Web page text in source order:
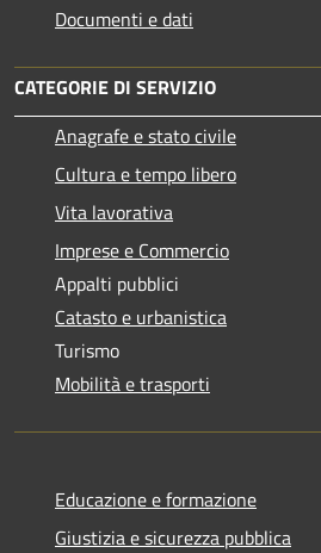
Documenti e dati
CATEGORIE DI SERVIZIO
Anagrafe e stato civile
Cultura e tempo libero
Vita lavorativa
Imprese e Commercio
Appalti pubblici
Catasto e urbanistica
Turismo
Mobilità e trasporti
Educazione e formazione
Giustizia e sicurezza pubblica